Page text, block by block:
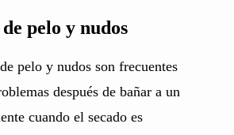
pelo y nudos
pelo y nudos son frecuentes
después de bañar a un
cuando el secado es